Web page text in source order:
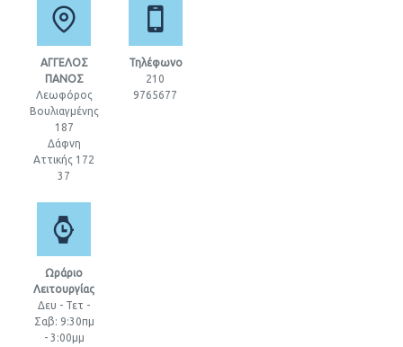
ΑΓΓΕΛΟΣ
ΠΑΝΟΣ
Λεωφόρος
Βουλιαγμένης
187
Δάφνη
Αττικής 172
37
Τηλέφωνο
210
9765677
Ωράριο
Λειτουργίας
Δευ - Τετ -
Σαβ: 9:30πμ
- 3:00μμ